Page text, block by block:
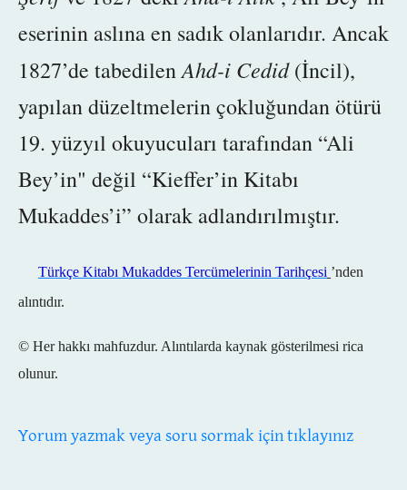
eserinin aslına en sadık olanlarıdır. Ancak
1827’de tabedilenAhd-i Cedid(İncil),
yapılan düzeltmelerin çokluğundan ötürü
19. yüzyıl okuyucuları tarafından “Ali
Bey’in" değil “Kieffer’in Kitabı
Mukaddes’i” olarak adlandırılmıştır.
Türkçe Kitabı Mukaddes Tercümelerinin Tarihçesi ’nden
alıntıdır.
© Her hakkı mahfuzdur. Alıntılarda kaynak gösterilmesi rica
olunur.
Yorum yazmak veya soru sormak için tıklayınız